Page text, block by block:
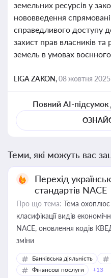
земельних ресурсів у
нововведення
справедливого доступу
захист прав власників
земель в умовах
LIGA ZAKON,08 жовтня 2025
Повний AI-підсумок
Теми, які можуть вас
Перехід
стандартів NACE
Про що тема: Тема охоплює
класифікації видів
NACE, оновлення кодів
зміни
Банківська діяльність
Фінансові послуги
+13